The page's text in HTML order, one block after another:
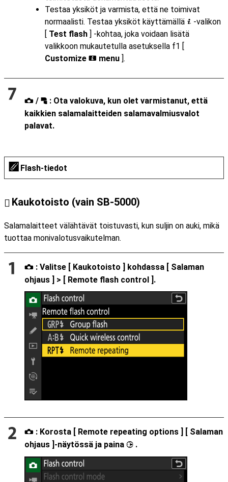
Testaa yksiköt ja varmista, että ne toimivat
normaalisti. Testaa yksiköt käyttämällä i -valikon
[ Test flash ] -kohtaa, joka voidaan lisätä
valikkoon mukautetulla asetuksella f1 [
Customize i menu ].
C / f : Ota valokuva, kun olet varmistanut, että
kaikkien salamalaitteiden salamavalmiusvalot
palavat.
Flash-tiedot
Kaukotoisto (vain SB-5000)
Salamalaitteet välähtävät toistuvasti, kun suljin on auki, mikä
tuottaa monivalotusvaikutelman.
C : Valitse [ Kaukotoisto ] kohdassa [ Salaman
ohjaus ] > [ Remote flash control ].
C : Korosta [ Remote repeating options ] [ Salaman
ohjaus ]-näytössä ja paina 2 .